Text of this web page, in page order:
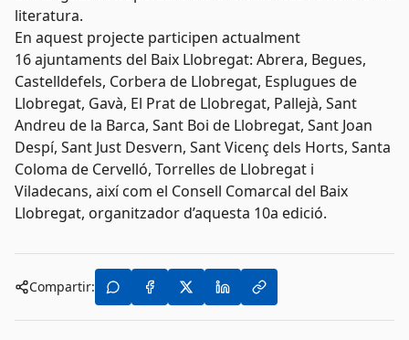
literatura.
En aquest projecte participen actualment
16 ajuntaments del Baix Llobregat: Abrera, Begues,
Castelldefels, Corbera de Llobregat, Esplugues de
Llobregat, Gavà, El Prat de Llobregat, Pallejà, Sant
Andreu de la Barca, Sant Boi de Llobregat, Sant Joan
Despí, Sant Just Desvern, Sant Vicenç dels Horts, Santa
Coloma de Cervelló, Torrelles de Llobregat i
Viladecans, així com el Consell Comarcal del Baix
Llobregat, organitzador d’aquesta 10a edició.
Compartir: